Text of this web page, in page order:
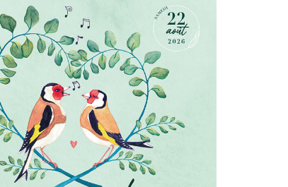
Mariage Louise & Arnaud
2025
ILLUSTRATION